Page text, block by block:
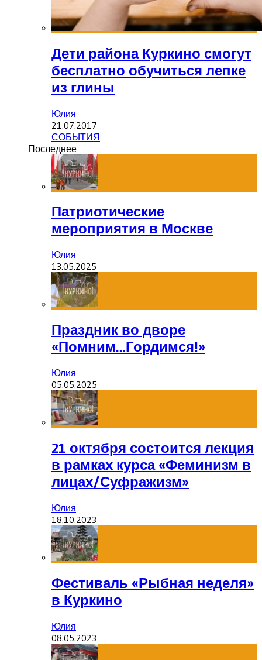
Дети района Куркино смогут
бесплатно обучиться лепке
из глины
Юлия
21.07.2017
СОБЫТИЯ
Последнее
Патриотические
мероприятия в Москве
Юлия
13.05.2025
Праздник во дворе
«Помним…Гордимся!»
Юлия
05.05.2025
21 октября состоится лекция
в рамках курса «Феминизм в
лицах/Суфражизм»
Юлия
18.10.2023
Фестиваль «Рыбная неделя»
в Куркино
Юлия
08.05.2023